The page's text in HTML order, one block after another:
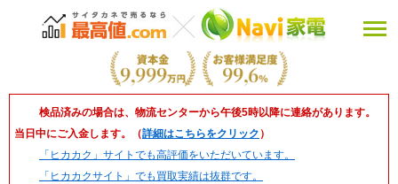
検品済みの場合は、物流センターから午後5時以降に連絡があります。
当日中にご入金します。（詳細はこちらをクリック ）
「ヒカカク」サイトでも高評価をいただいています。
「ヒカカクサイト」でも買取実績は抜群です。